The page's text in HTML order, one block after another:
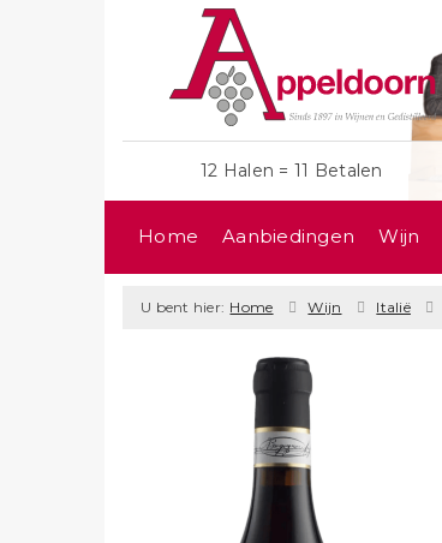
12 Halen = 11 Betalen
Home Aanbiedingen Wijn
U bent hier: Home Wijn Italië